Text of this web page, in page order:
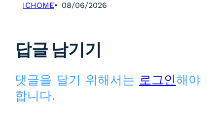
ICHOME 08/06/2026
답글 남기기
댓글을 달기 위해서는 로그인해야
합니다.